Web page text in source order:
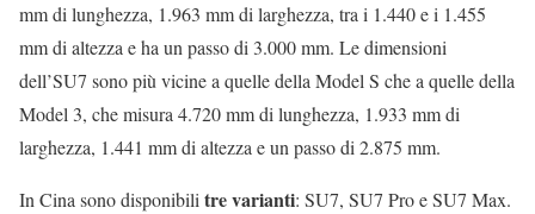
mm di lunghezza, 1.963 mm di larghezza, tra i 1.440 e i 1.455
mm di altezza e ha un passo di 3.000 mm. Le dimensioni
dell’SU7 sono più vicine a quelle della Model S che a quelle della
Model 3, che misura 4.720 mm di lunghezza, 1.933 mm di
larghezza, 1.441 mm di altezza e un passo di 2.875 mm.
In Cina sono disponibili tre varianti: SU7, SU7 Pro e SU7 Max.